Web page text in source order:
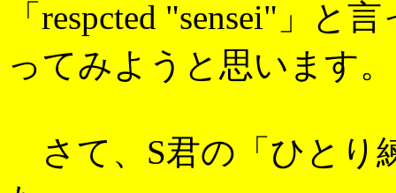
「respcted "sensei"」と
ってみようと思います。
さて、S君の「ひとり